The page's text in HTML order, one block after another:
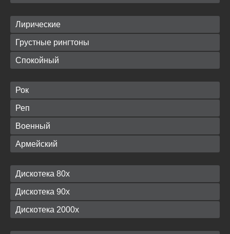
Лирические
Грустные рингтоны
Спокойный
Рок
Реп
Военный
Армейский
Дискотека 80х
Дискотека 90х
Дискотека 2000х